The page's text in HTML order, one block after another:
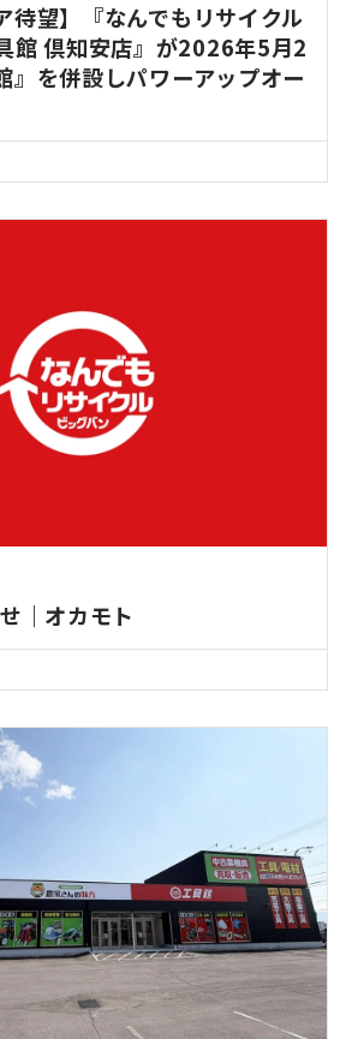
待望】『なんでもリサイクル
館 倶知安店』が2026年5月2
』を併設しパワーアップオー
｜オカモト